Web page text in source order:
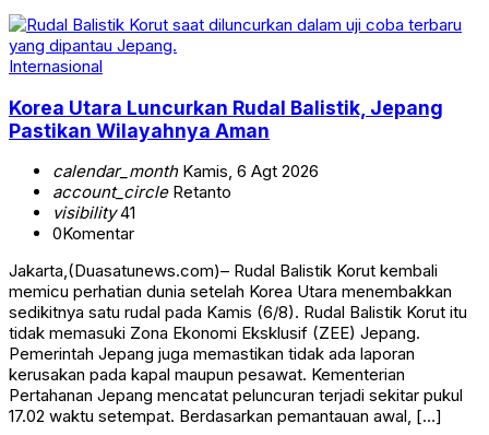
Internasional
Korea Utara Luncurkan Rudal Balistik, Jepang
Pastikan Wilayahnya Aman
calendar_monthKamis, 6 Agt 2026
account_circleRetanto
visibility41
0Komentar
Jakarta,(Duasatunews.com)– Rudal Balistik Korut kembali
memicu perhatian dunia setelah Korea Utara menembakkan
sedikitnya satu rudal pada Kamis (6/8). Rudal Balistik Korut itu
tidak memasuki Zona Ekonomi Eksklusif (ZEE) Jepang.
Pemerintah Jepang juga memastikan tidak ada laporan
kerusakan pada kapal maupun pesawat. Kementerian
Pertahanan Jepang mencatat peluncuran terjadi sekitar pukul
17.02 waktu setempat. Berdasarkan pemantauan awal, […]